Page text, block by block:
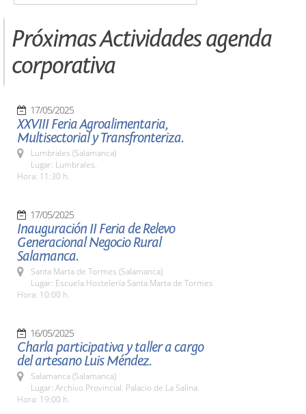
Próximas Actividades agenda
corporativa
17/05/2025
XXVIII Feria Agroalimentaria,
Multisectorial y Transfronteriza.
Lumbrales (Salamanca)
Lugar: Lumbrales.
Hora: 11:30 h.
17/05/2025
Inauguración II Feria de Relevo
Generacional Negocio Rural
Salamanca.
Santa Marta de Tormes (Salamanca)
Lugar: Escuela Hostelería Santa Marta de Tormes
Hora: 10:00 h.
16/05/2025
Charla participativa y taller a cargo
del artesano Luis Méndez.
Salamanca (Salamanca)
Lugar: Archivo Provincial. Palacio de La Salina.
Hora: 19:00 h.